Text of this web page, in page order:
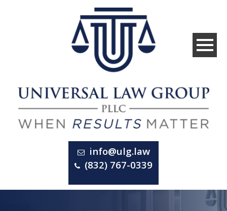
info@ulg.law
(832) 767-0339